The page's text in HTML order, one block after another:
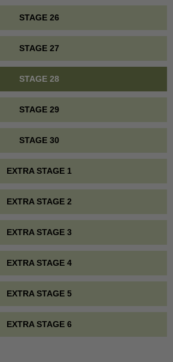
STAGE 26
STAGE 27
STAGE 28
STAGE 29
STAGE 30
EXTRA STAGE 1
EXTRA STAGE 2
EXTRA STAGE 3
EXTRA STAGE 4
EXTRA STAGE 5
EXTRA STAGE 6